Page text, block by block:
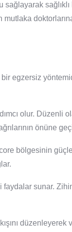
sağlıklı
egzersiz
olur. Düzenli
önüne
bölgesinin
faydalar sunar.
düzenleyerek